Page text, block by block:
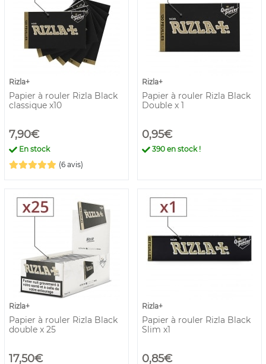
Rizla+
Papier à rouler Rizla Black
classique x10
7,90€
En stock
(6 avis)
Rizla+
Papier à rouler Rizla Black
Double x 1
0,95€
390 en stock !
Rizla+
Papier à rouler Rizla Black
double x 25
17,50€
Rizla+
Papier à rouler Rizla Black
Slim x1
0,85€